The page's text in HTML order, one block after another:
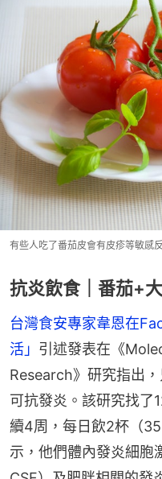
有些人吃了番茄皮會有皮疹等敏感
抗炎飲食｜番茄+
台灣食安專家韋恩在
活」 引述發表在《
Research》研究指出
可抗發炎。該研究找了
續4周，每日飲2杯（
示，他們體內發炎細胞